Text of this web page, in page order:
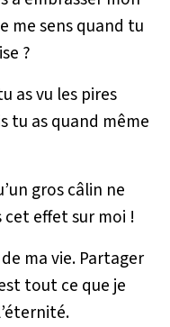
me sens quand tu
?
as vu les pires
tu as quand même
gros câlin ne
cet effet sur moi !
ma vie. Partager
tout ce que je